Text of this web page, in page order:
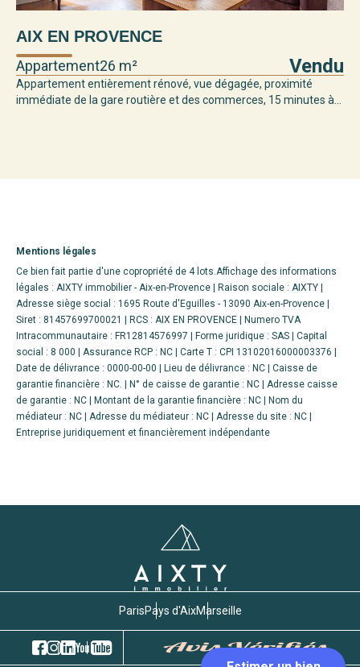
AIX EN PROVENCE
Appartement26 m² Vendu
Appartement entièrement rénové, vue dégagée, proximité
immédiate de la gare routière et des commerces, 15 minutes à...
Mentions légales
Ce bien fait partie d'une copropriété de 4 lots.Affichage des informations
légales : AIXTY immobilier - Aix-en-Provence | Raison sociale : AIXTY |
Adresse siège social : 1695 Route d'Eguilles - 13090 Aix-en-Provence |
Siret : 81457699700021 | RCS : AIX EN PROVENCE | Numero TVA
Intracommunautaire : FR12814576997 | Forme juridique : SAS | Capital
social : 8 000 | Assurance RCP : NC | Carte T : CPI 13102016000003376 |
Date de délivrance : 0000-00-00 | Lieu de délivrance : NC | Caisse de
garantie financière : NC. | N° de caisse de garantie : NC | Adresse caisse
de garantie : NC | Montant de la garantie financière : NC | Nom du
médiateur : NC | Adresse du médiateur : NC | Adresse du site : NC |
Entreprise juridiquement et financièrement indépendante
ParisPays d'AixMarseille